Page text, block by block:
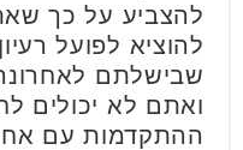
להצביע על כך
להוציא לפועל
שבישלתם
ואתם לא יכולים
ההתקדמות עם